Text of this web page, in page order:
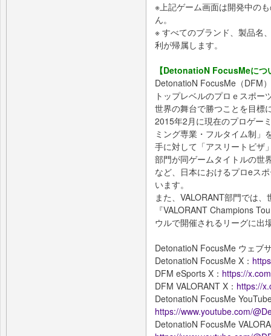
※上記ゲーム画面は開発中の
ん。
※ すべてのブランド、製品名
利が帰属します。
【DetonatioN FocusMeにつ
DetonatioN FocusMe（DFM
トップレベルのプロｅスポ
世界の舞台で勝つことを目標
2015年2月に現在のプロゲー
ミング専業・フルタイム制」
手に対して「アスリートビザ
部門が同ゲームタイトルの世
など、日本におけるプロeス
います。
また、VALORANT部門では
『VALORANT Champions
ウルで開催されるリーグに出
DetonatioN FocusMe ウェブ
DetonatioN FocusMe X：
DFM eSports X： https://
DFM VALORANT X： https://
DetonatioN FocusMe
https://www.youtube.com/
DetonatioN FocusMe